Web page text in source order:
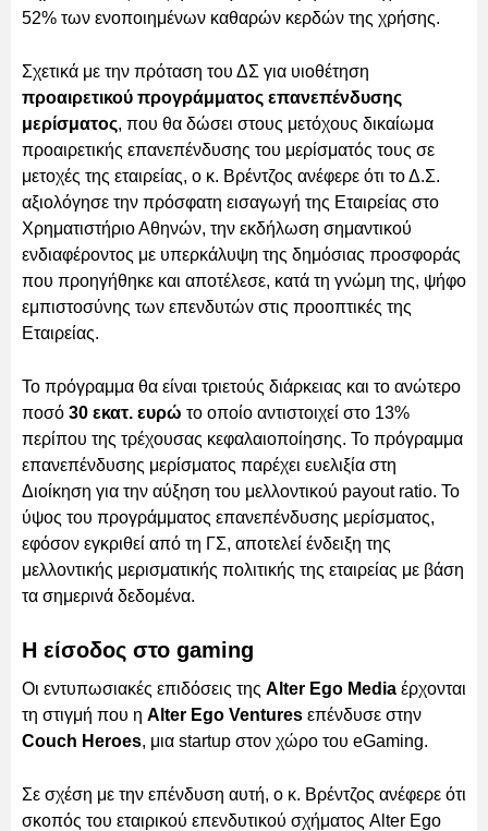
52% των ενοποιημένων καθαρών κερδών της χρήσης.
Σχετικά με την πρόταση του ΔΣ για υιοθέτηση
προαιρετικού προγράμματος επανεπένδυσης
μερίσματος, που θα δώσει στους μετόχους δικαίωμα
προαιρετικής επανεπένδυσης του μερίσματός τους σε
μετοχές της εταιρείας, ο κ. Βρέντζος ανέφερε ότι το Δ.Σ.
αξιολόγησε την πρόσφατη εισαγωγή της Εταιρείας στο
Χρηματιστήριο Αθηνών, την εκδήλωση σημαντικού
ενδιαφέροντος με υπερκάλυψη της δημόσιας προσφοράς
που προηγήθηκε και αποτέλεσε, κατά τη γνώμη της, ψήφο
εμπιστοσύνης των επενδυτών στις προοπτικές της
Εταιρείας.
Το πρόγραμμα θα είναι τριετούς διάρκειας και το ανώτερο
ποσό 30 εκατ. ευρώ το οποίο αντιστοιχεί στο 13%
περίπου της τρέχουσας κεφαλαιοποίησης. Το πρόγραμμα
επανεπένδυσης μερίσματος παρέχει ευελιξία στη
Διοίκηση για την αύξηση του μελλοντικού payout ratio. Το
ύψος του προγράμματος επανεπένδυσης μερίσματος,
εφόσον εγκριθεί από τη ΓΣ, αποτελεί ένδειξη της
μελλοντικής μερισματικής πολιτικής της εταιρείας με βάση
τα σημερινά δεδομένα.
Η είσοδος στο gaming
Οι εντυπωσιακές επιδόσεις της Alter Ego Media έρχονται
τη στιγμή που η Alter Ego Ventures επένδυσε στην
Couch Heroes, μια startup στον χώρο του eGaming.
Σε σχέση με την επένδυση αυτή, ο κ. Βρέντζος ανέφερε ότι
σκοπός του εταιρικού επενδυτικού σχήματος Alter Ego